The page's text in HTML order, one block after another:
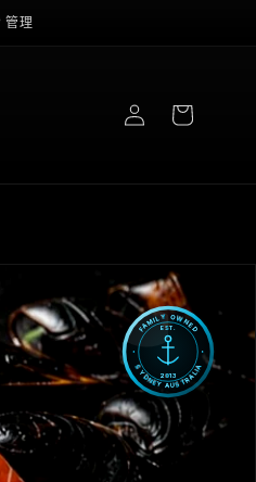
管理
登
录
FAMILY OWNED
FAMILY OWNED
FAMILY OWNED
SYDNEY AUSTRALIA
SYDNEY AUSTRALIA
SYDNEY AUSTRALIA
EST.
EST.
EST.
2013
2013
2013